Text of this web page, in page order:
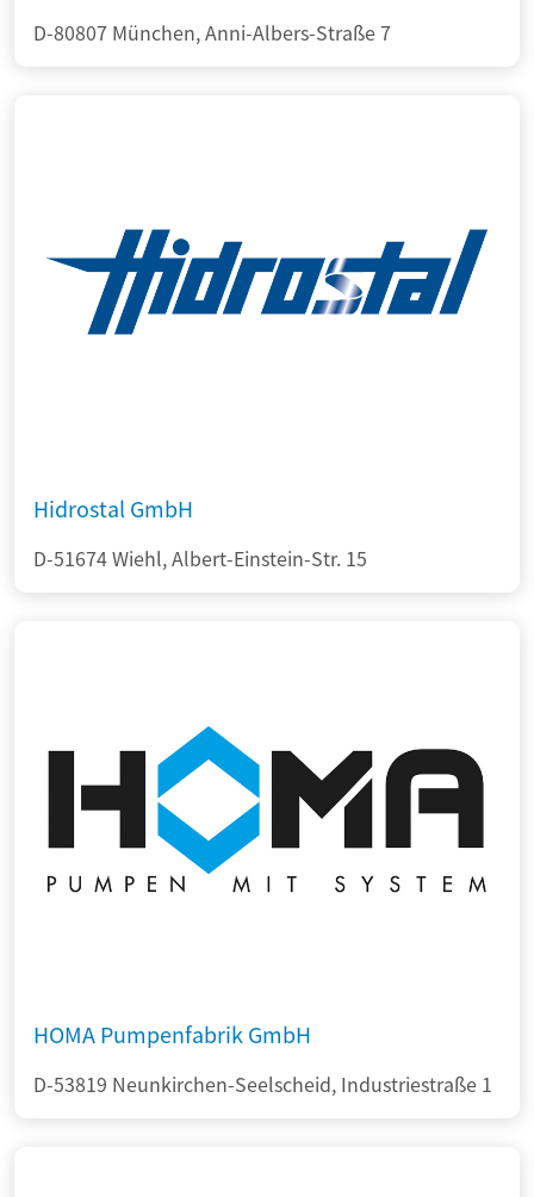
D-80807 München, Anni-Albers-Straße 7
Hidrostal GmbH
D-51674 Wiehl, Albert-Einstein-Str. 15
HOMA Pumpenfabrik GmbH
D-53819 Neunkirchen-Seelscheid, Industriestraße 1